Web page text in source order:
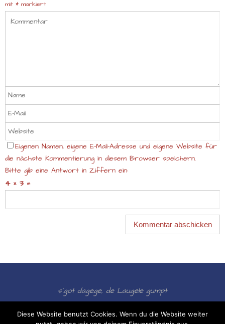
mit * markiert
Eigenen Namen, eigene E-Mail-Adresse und eigene Website für
die nächste Kommentierung in diesem Browser speichern.
Bitte gib eine Antwort in Ziffern ein:
4 × 3 =
s´got dagege, de Laugele gumpt
Präsentiert vonNirvana& WordPress.
Diese Website benutzt Cookies. Wenn du die Website weiter